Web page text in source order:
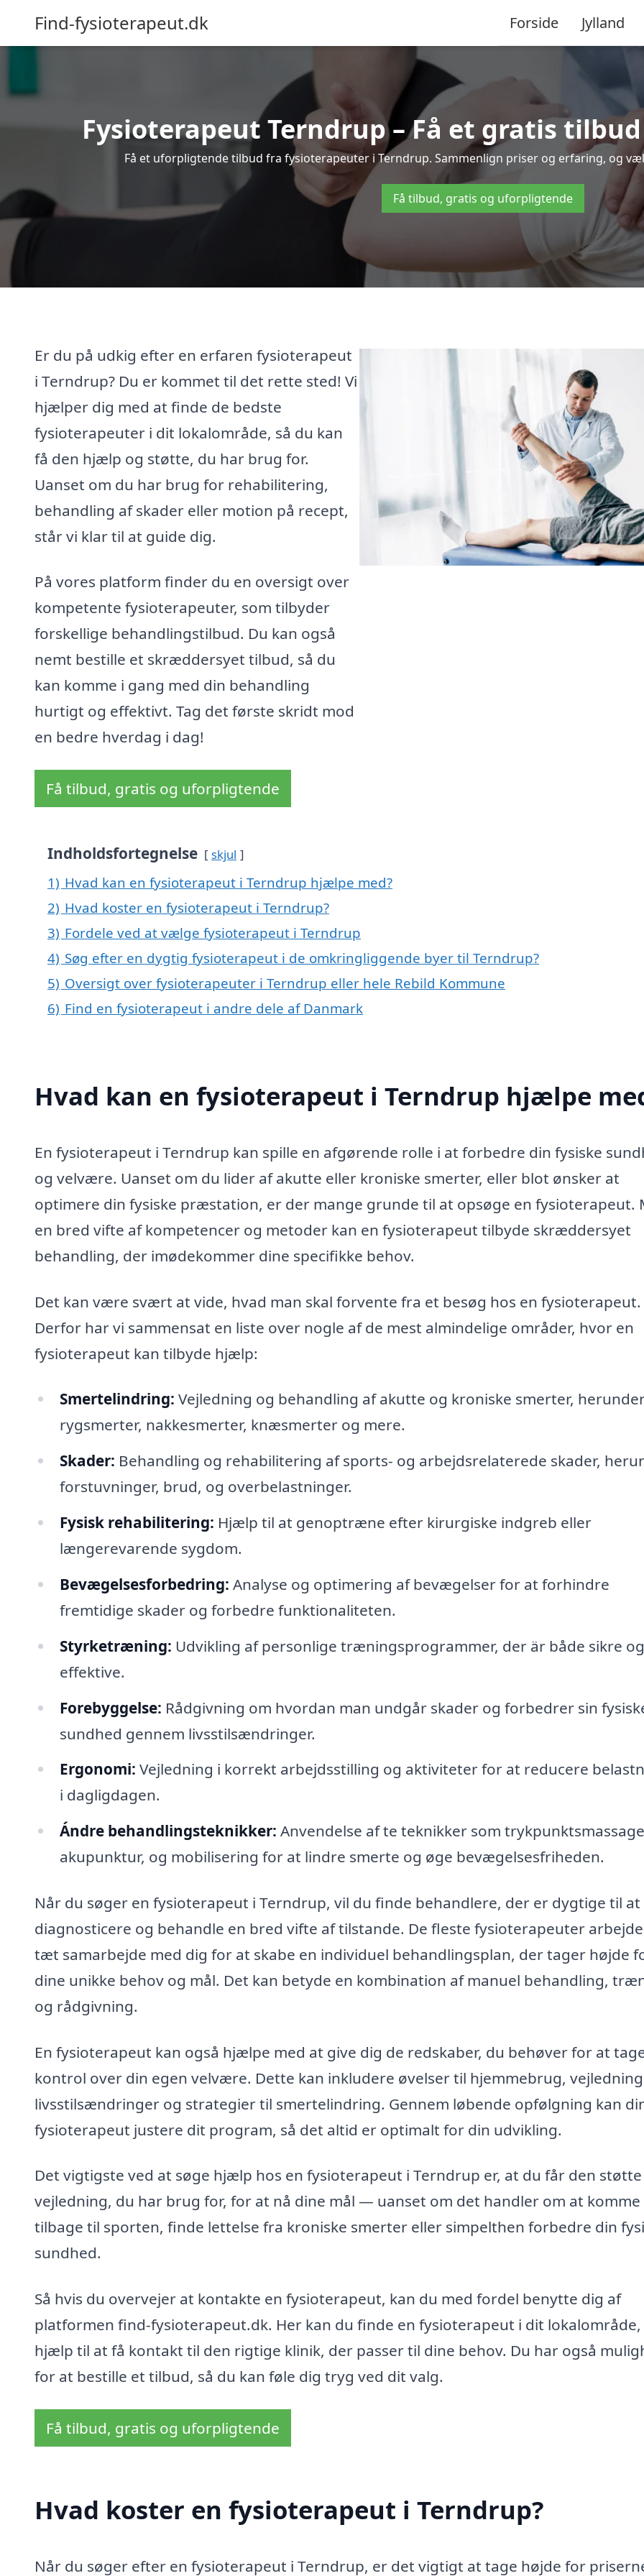
Find-fysioterapeut.dk Forside Jylland
Fysioterapeut Terndrup – Få et gratis
Få et uforpligtende tilbud fra fysioterapeuter i Terndrup. Sammenlign priser og erfaring, og
Få tilbud, gratis og uforpligtende
Er du på udkig efter en erfaren fysioterapeut
i Terndrup? Du er kommet til det rette sted! Vi
hjælper dig med at finde de bedste
fysioterapeuter i dit lokalområde, så du kan
få den hjælp og støtte, du har brug for.
Uanset om du har brug for rehabilitering,
behandling af skader eller motion på recept,
står vi klar til at guide dig.
På vores platform finder du en oversigt over
kompetente fysioterapeuter, som tilbyder
forskellige behandlingstilbud. Du kan også
nemt bestille et skræddersyet tilbud, så du
kan komme i gang med din behandling
hurtigt og effektivt. Tag det første skridt mod
en bedre hverdag i dag!
Få tilbud, gratis og uforpligtende
Indholdsfortegnelse skjul
1) Hvad kan en fysioterapeut i Terndrup hjælpe med?
2) Hvad koster en fysioterapeut i Terndrup?
3) Fordele ved at vælge fysioterapeut i Terndrup
4) Søg efter en dygtig fysioterapeut i de omkringliggende byer til Terndrup?
5) Oversigt over fysioterapeuter i Terndrup eller hele Rebild Kommune
6) Find en fysioterapeut i andre dele af Danmark
Hvad kan en fysioterapeut i Terndrup hjælpe
En fysioterapeut i Terndrup kan spille en afgørende rolle i at forbedre din fysiske
og velvære. Uanset om du lider af akutte eller kroniske smerter, eller blot ønsker at
optimere din fysiske præstation, er der mange grunde til at opsøge en fysioterapeut.
en bred vifte af kompetencer og metoder kan en fysioterapeut tilbyde skræddersyet
behandling, der imødekommer dine specifikke behov.
Det kan være svært at vide, hvad man skal forvente fra et besøg hos en fysioterapeut.
Derfor har vi sammensat en liste over nogle af de mest almindelige områder, hvor en
fysioterapeut kan tilbyde hjælp:
Smertelindring: Vejledning og behandling af akutte og kroniske smerter,
rygsmerter, nakkesmerter, knæsmerter og mere.
Skader: Behandling og rehabilitering af sports- og arbejdsrelaterede skader,
forstuvninger, brud, og overbelastninger.
Fysisk rehabilitering: Hjælp til at genoptræne efter kirurgiske indgreb eller
længerevarende sygdom.
Bevægelsesforbedring: Analyse og optimering af bevægelser for at forhindre
fremtidige skader og forbedre funktionaliteten.
Styrketræning: Udvikling af personlige træningsprogrammer, der är både sikre og
effektive.
Forebyggelse: Rådgivning om hvordan man undgår skader og forbedrer sin
sundhed gennem livsstilsændringer.
Ergonomi: Vejledning i korrekt arbejdsstilling og aktiviteter for at reducere
i dagligdagen.
Ándre behandlingsteknikker: Anvendelse af te teknikker som
akupunktur, og mobilisering for at lindre smerte og øge bevægelsesfriheden.
Når du søger en fysioterapeut i Terndrup, vil du finde behandlere, der er dygtige til at
diagnosticere og behandle en bred vifte af tilstande. De fleste fysioterapeuter
tæt samarbejde med dig for at skabe en individuel behandlingsplan, der tager højde
dine unikke behov og mål. Det kan betyde en kombination af manuel behandling,
og rådgivning.
En fysioterapeut kan også hjælpe med at give dig de redskaber, du behøver for at
kontrol over din egen velvære. Dette kan inkludere øvelser til hjemmebrug,
livsstilsændringer og strategier til smertelindring. Gennem løbende opfølgning kan
fysioterapeut justere dit program, så det altid er optimalt for din udvikling.
Det vigtigste ved at søge hjælp hos en fysioterapeut i Terndrup er, at du får den
vejledning, du har brug for, for at nå dine mål — uanset om det handler om at komme
tilbage til sporten, finde lettelse fra kroniske smerter eller simpelthen forbedre din
sundhed.
Så hvis du overvejer at kontakte en fysioterapeut, kan du med fordel benytte dig af
platformen find-fysioterapeut.dk. Her kan du finde en fysioterapeut i dit lokalområde,
hjælp til at få kontakt til den rigtige klinik, der passer til dine behov. Du har også
for at bestille et tilbud, så du kan føle dig tryg ved dit valg.
Få tilbud, gratis og uforpligtende
Hvad koster en fysioterapeut i Terndrup?
Når du søger efter en fysioterapeut i Terndrup, er det vigtigt at tage højde for